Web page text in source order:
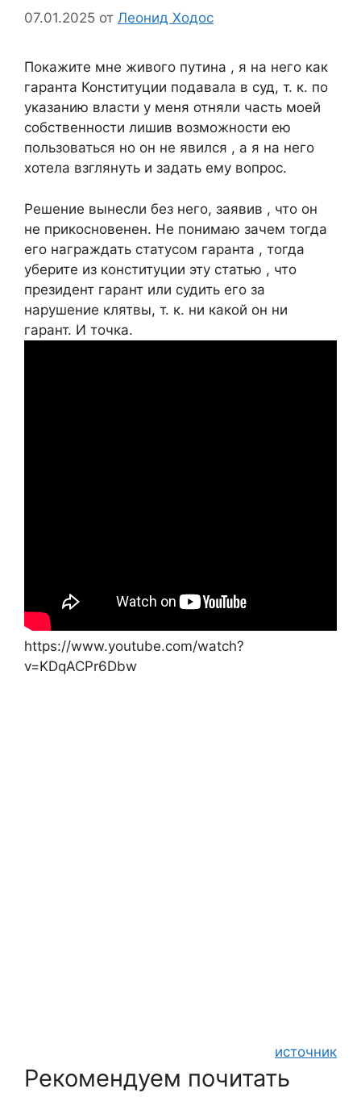
07.01.2025 от Леонид Ходос
Покажите мне живого путина , я на него как
гаранта Конституции подавала в суд, т. к. по
указанию власти у меня отняли часть моей
собственности лишив возможности ею
пользоваться но он не явился , а я на него
хотела взглянуть и задать ему вопрос.
Решение вынесли без него, заявив , что он
не прикосновенен. Не понимаю зачем тогда
его награждать статусом гаранта , тогда
уберите из конституции эту статью , что
президент гарант или судить его за
нарушение клятвы, т. к. ни какой он ни
гарант. И точка.
https://www.youtube.com/watch?
v=KDqACPr6Dbw
источник
Рекомендуем почитать